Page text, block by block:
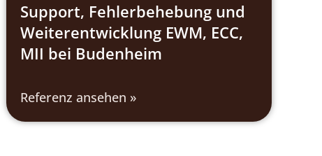
Support, Fehlerbehebung und
Weiterentwicklung EWM, ECC,
MII​ bei Budenheim
Referenz ansehen »